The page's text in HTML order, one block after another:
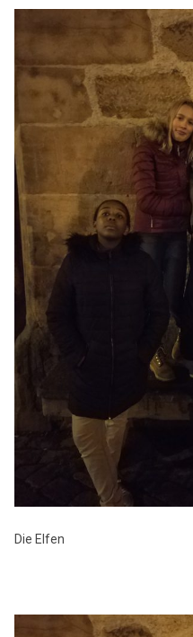
Die Elfen